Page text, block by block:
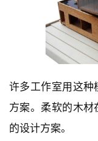
建
筑
设
计
许多工作室用这种
方案。柔软的木
的设计方案。